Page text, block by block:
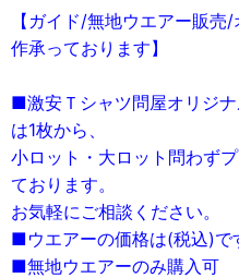
【ガイド/無地ウエアー販
作承っております】
■激安Ｔシャツ問屋オリジ
は1枚から、
小ロット・大ロット問わず
ております。
お気軽にご相談ください。
■ウエアーの価格は(税込)で
■無地ウエアーのみ購入可